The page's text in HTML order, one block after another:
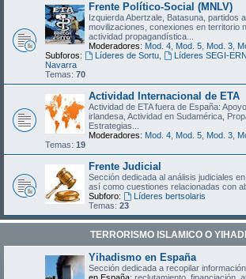
Frente Político-Social (MNLV)
Izquierda Abertzale, Batasuna, partidos
movilizaciones, conexiones en territorio
actividad propagandística...
Moderadores: Mod. 4 Mod. 5 Mod. 3
Subforos:
Líderes de Sortu, Líderes SEGI-
Navarra
Temas: 70
Actividad Internacional de ETA
Actividad de ETA fuera de España:
irlandesa, Actividad en Sudamérica,
Estrategias...
Moderadores: Mod. 4 Mod. 5 Mod. 3
Temas: 19
Frente Judicial
Sección dedicada al análisis judiciales
así como cuestiones relacionadas con
Subforo:
Líderes bertsolaris
Temas: 23
TERRORISMO ISLAMICO O
Yihadismo en España
Sección dedicada a recopilar